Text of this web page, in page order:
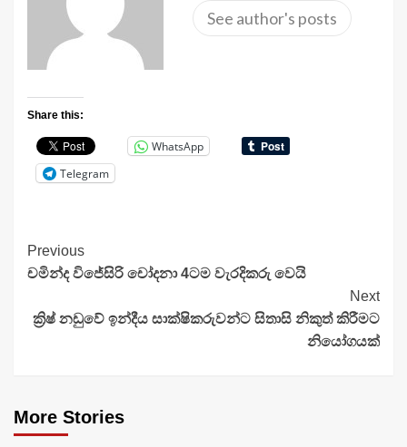
See author's posts
Share this:
WhatsApp
Telegram
Continue
Reading
Previous
චමින්ද විජේසිරි චෝදනා 4ටම වැරදිකරු වෙයි
Next
ක්‍රිෂ් නඩුවේ ඉන්දීය සාක්ෂිකරුවන්ට සිතාසි නිකුත් කිරීමට
නියෝගයක්
More Stories